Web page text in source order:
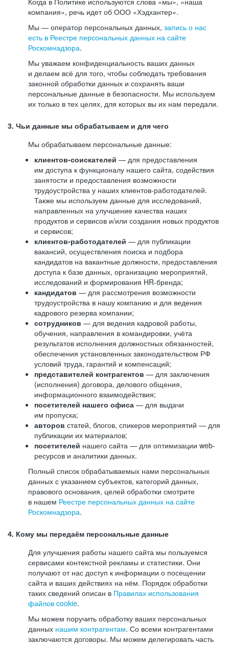
компания», речь идет об ООО «Хэдхантер».
Мы — оператор персональных данных, запись о нас
есть в Реестре персональных данных на сайте
Роскомнадзора.
Мы уважаем конфиденциальность ваших данных
и делаем всё для того, чтобы соблюдать требования
законной обработки данных и сохранять ваши
персональные данные в безопасности. Мы используем
их только в тех целях, для которых вы их нам передали.
3. Чьи данные мы обрабатываем и для чего
Мы обрабатываем персональные данные:
клиентов-соискателей — для предоставления
им доступа к функционалу нашего сайта, содействия
занятости и предоставления возможности
трудоустройства у наших клиентов-работодателей.
Также мы используем данные для исследований,
направленных на улучшение качества наших
продуктов и сервисов и/или создания новых продуктов
и сервисов;
клиентов-работодателей — для публикации
вакансий, осуществления поиска и подбора
кандидатов на вакантные должности, предоставления
доступа к базе данных, организацию мероприятий,
исследований и формирования HR-бренда;
кандидатов — для рассмотрения возможности
трудоустройства в нашу компанию и для ведения
кадрового резерва компании;
сотрудников — для ведения кадровой работы,
обучения, направления в командировки, учёта
результатов исполнения должностных обязанностей,
обеспечения установленных законодательством РФ
условий труда, гарантий и компенсаций;
представителей контрагентов — для заключения
(исполнения) договора, делового общения,
информационного взаимодействия;
посетителей нашего офиса — для выдачи
им пропуска;
авторов статей, блогов, спикеров мероприятий — для
публикации их материалов;
посетителей нашего сайта — для оптимизации web-
ресурсов и аналитики данных.
Полный список обрабатываемых нами персональных
данных с указанием субъектов, категорий данных,
правового основания, целей обработки смотрите
в нашем Реестре персональных данных на сайте
Роскомнадзора.
4. Кому мы передаём персональные данные
Для улучшения работы нашего сайта мы пользуемся
сервисами контекстной рекламы и статистики. Они
получают от нас доступ к информации о посещении
сайта и ваших действиях на нём. Порядок обработки
таких сведений описан в Правилах использования
файлов cookie.
Мы можем поручить обработку ваших персональных
данных нашим контрагентам. Со всеми контрагентами
заключаются договоры. Мы можем делегировать часть